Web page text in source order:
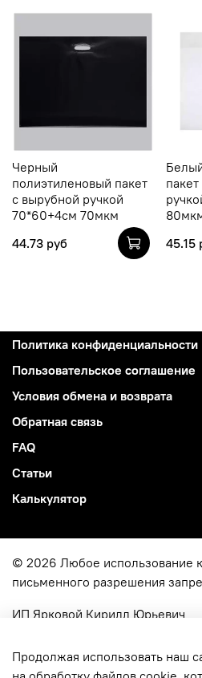
Черный
полиэтиленовый пакет
с вырубной ручкой
70*60+4см 70мкм
44.73 руб
45.15
Политика конфиденциальности
Пользовательское соглашение
Условия обмена и возврата
Обратная связь
FAQ
Статьи
Калькулятор
© 2026 Любое использование
письменного разрешения
ИП Ярковой Кирилл Юрьевич
г. Москва, ул. Молодцова 4-114
Продолжая использовать наш